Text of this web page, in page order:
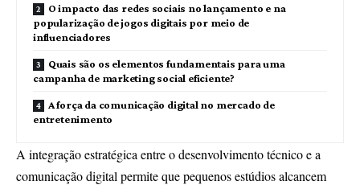
O impacto das redes sociais no lançamento e na
popularização de jogos digitais por meio de
influenciadores
Quais são os elementos fundamentais para uma
campanha de marketing social eficiente?
A força da comunicação digital no mercado de
entretenimento
A integração estratégica entre o desenvolvimento técnico e a
comunicação digital permite que pequenos estúdios alcancem